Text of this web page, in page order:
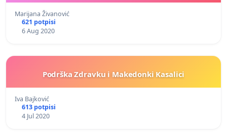
Marijana Živanović
621 potpisi
6 Aug 2020
Podrška Zdravku i Makedonki Kasalici
Iva Bajković
613 potpisi
4 Jul 2020